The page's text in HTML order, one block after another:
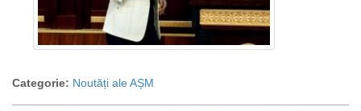
Categorie: Noutăți ale AȘM